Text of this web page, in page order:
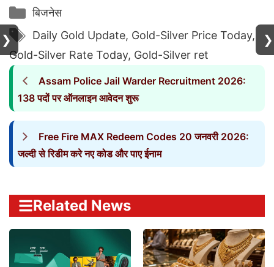
Categories
बिजनेस
Tags
Daily Gold Update, Gold-Silver Price Today,
Gold-Silver Rate Today, Gold-Silver ret
Assam Police Jail Warder Recruitment 2026:
138 पदों पर ऑनलाइन आवेदन शुरू
Free Fire MAX Redeem Codes 20 जनवरी 2026:
जल्दी से रिडीम करे नए कोड और पाए ईनाम
Related News
❯ ❯